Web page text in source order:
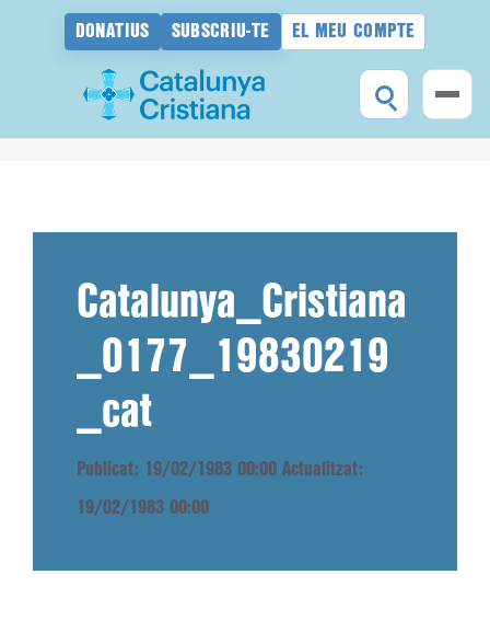
DONATIUS SUBSCRIU-TE EL MEU COMPTE
Catalunya_Cristiana
_0177_19830219
_cat
Publicat: 19/02/1983 00:00 Actualitzat:
19/02/1983 00:00